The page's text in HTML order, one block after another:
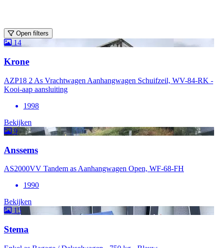
Open filters
14
Krone
AZP18 2 As Vrachtwagen Aanhangwagen Schuifzeil, WV-84-RK -
Kooi-aap aansluiting
1998
Bekijken
9
Anssems
AS2000VV Tandem as Aanhangwagen Open, WF-68-FH
1990
Bekijken
15
Stema